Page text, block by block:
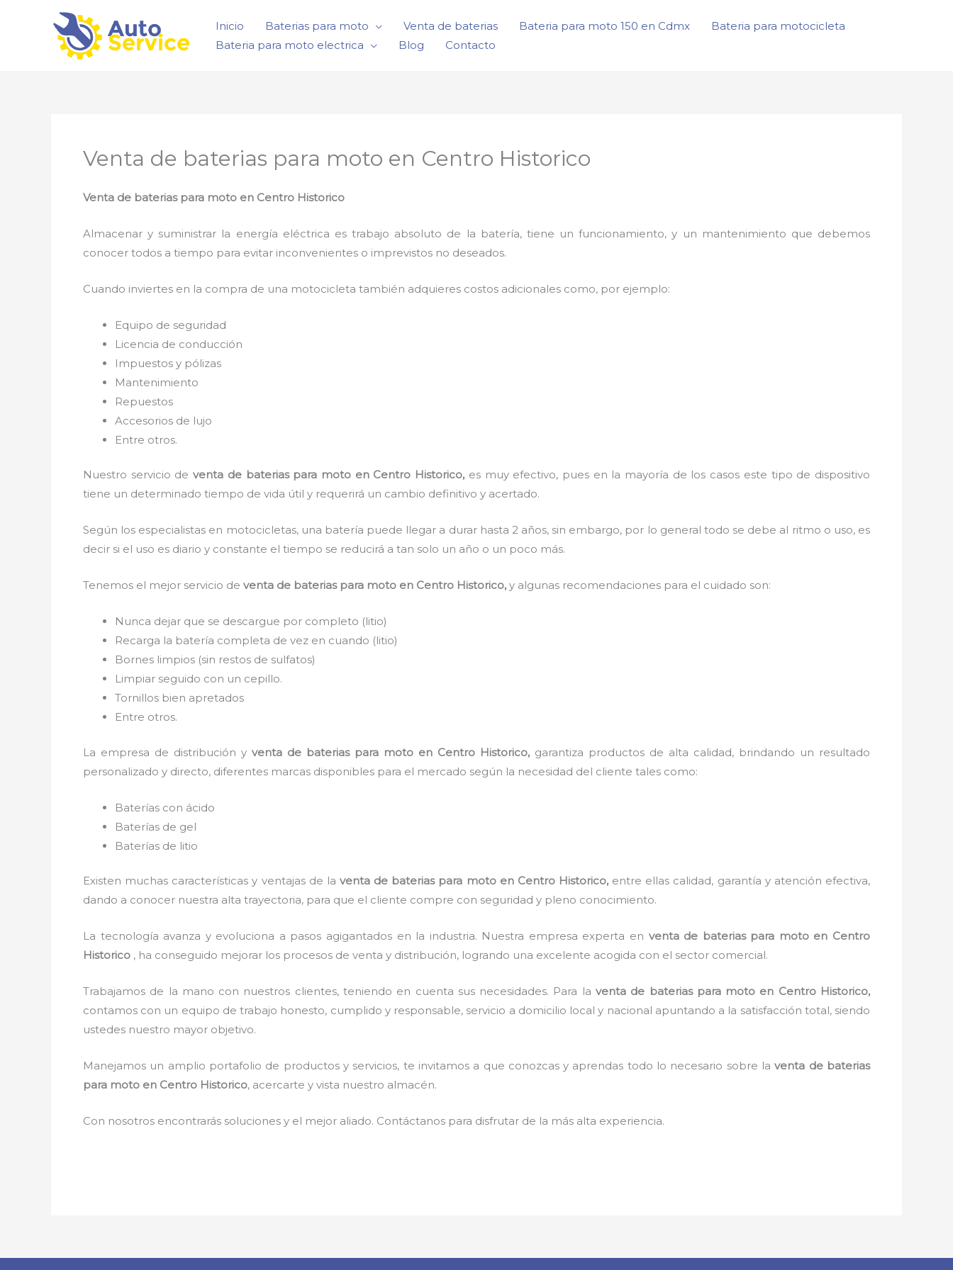
Inicio Baterias para moto Venta de baterias Bateria para moto 150 en Cdmx
Bateria para motocicleta
Bateria para moto electrica
Blog Contacto
Venta de baterias para moto en Centro Historico
Venta de baterias para moto en Centro Historico
Almacenar y suministrar la energía eléctrica es trabajo absoluto de la batería, tiene un funcionamiento, y un mantenimiento que debemos
conocer todos a tiempo para evitar inconvenientes o imprevistos no deseados.
Cuando inviertes en la compra de una motocicleta también adquieres costos adicionales como, por ejemplo:
Equipo de seguridad
Licencia de conducción
Impuestos y pólizas
Mantenimiento
Repuestos
Accesorios de lujo
Entre otros.
Nuestro servicio deventa de baterias para motoen Centro Historico, es muy efectivo, pues en la mayoría de los casos este tipo de dispositivo
tiene un determinado tiempo de vida útil y requerirá un cambio definitivo y acertado.
Según los especialistas en motocicletas, una batería puede llegar a durar hasta 2 años, sin embargo, por lo general todo se debe al ritmo o uso, es
decir si el uso es diario y constante el tiempo se reducirá a tan solo un año o un poco más.
Tenemos el mejor servicio de venta de baterias para moto en Centro Historico, y algunas recomendaciones para el cuidado son:
Nunca dejar que se descargue por completo (litio)
Recarga la batería completa de vez en cuando (litio)
Bornes limpios (sin restos de sulfatos)
Limpiar seguido con un cepillo.
Tornillos bien apretados
Entre otros.
La empresa de distribución y venta de baterias para moto en Centro Historico, garantiza productos de alta calidad, brindando un resultado
personalizado y directo, diferentes marcas disponibles para el mercado según la necesidad del cliente tales como:
Baterías con ácido
Baterías de gel
Baterías de litio
Existen muchas características y ventajas de la venta de baterias para motoen Centro Historico, entre ellas calidad, garantía y atención efectiva,
dando a conocer nuestra alta trayectoria, para que el cliente compre con seguridad y pleno conocimiento.
La tecnología avanza y evoluciona a pasos agigantados en la industria. Nuestra empresa experta en venta de baterias para moto en Centro
Historico , ha conseguido mejorar los procesos de venta y distribución, logrando una excelente acogida con el sector comercial.
Trabajamos de la mano con nuestros clientes, teniendo en cuenta sus necesidades. Para la venta de baterias para moto en Centro Historico,
contamos con un equipo de trabajo honesto, cumplido y responsable, servicio a domicilio local y nacional apuntando a la satisfacción total, siendo
ustedes nuestro mayor objetivo.
Manejamos un amplio portafolio de productos y servicios, te invitamos a que conozcas y aprendas todo lo necesario sobre laventa de baterias
para moto en Centro Historico, acercarte y vista nuestro almacén.
Con nosotros encontrarás soluciones y el mejor aliado. Contáctanos para disfrutar de la más alta experiencia.